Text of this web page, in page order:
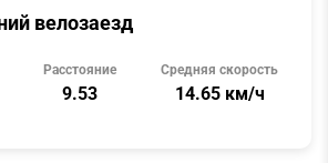
велозаезд
Расстояние
9.53
Средняя скорость
14.65 км/ч